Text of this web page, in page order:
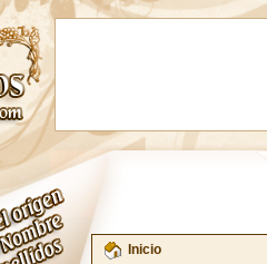
Inicio